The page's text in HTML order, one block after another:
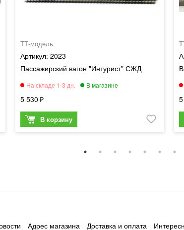
ТТ-модель
2023
Пассажирский вагон "Интурист" СЖД
5 530
Адрес магазина Доставка и оплата